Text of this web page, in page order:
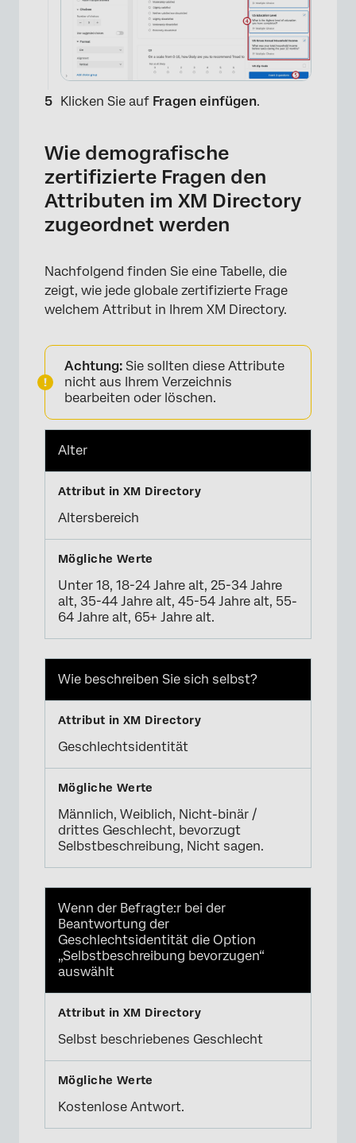
×
Klicken Sie auf Fragen einfügen.
Wie demografische
zertifizierte Fragen den
Attributen im XM Directory
zugeordnet werden
Nachfolgend finden Sie eine Tabelle, die
zeigt, wie jede globale zertifizierte Frage
welchem Attribut in Ihrem XM Directory.
Achtung: Sie sollten diese Attribute
nicht aus Ihrem Verzeichnis
bearbeiten oder löschen.
Alter
Altersbereich
Unter 18, 18-24 Jahre alt, 25-34 Jahre
alt, 35-44 Jahre alt, 45-54 Jahre alt, 55-
64 Jahre alt, 65+ Jahre alt.
Wie beschreiben Sie sich selbst?
Geschlechtsidentität
Männlich, Weiblich, Nicht-binär /
drittes Geschlecht, bevorzugt
Selbstbeschreibung, Nicht sagen.
Wenn der Befragte:r bei der
Beantwortung der
Geschlechtsidentität die Option
„Selbstbeschreibung bevorzugen“
auswählt
Selbst beschriebenes Geschlecht
Kostenlose Antwort.